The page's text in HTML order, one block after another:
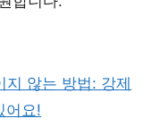
지 않는 방법: 강제
어요!